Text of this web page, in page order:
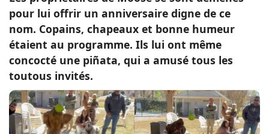
Sauvetages
Conso
pour lui offrir un anniversaire digne de ce
nom. Copains, chapeaux et bonne humeur
étaient au programme. Ils lui ont même
concocté une piñata, qui a amusé tous les
toutous invités.